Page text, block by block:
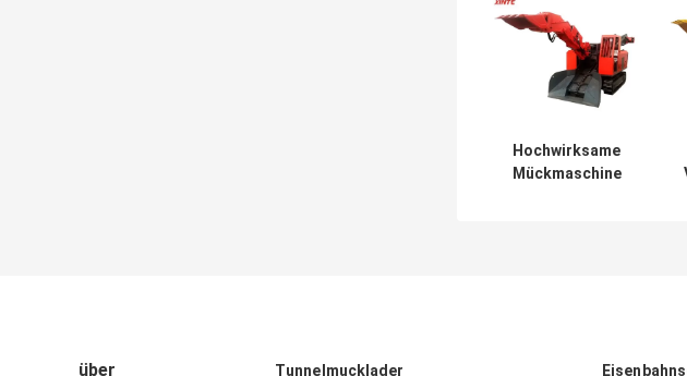
Hochwirksame
Mückmaschine
über Tunnelmucklader